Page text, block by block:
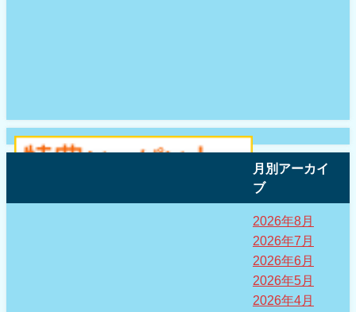
月別アーカイ
ブ
2026年8月
2026年7月
2026年6月
2026年5月
2026年4月